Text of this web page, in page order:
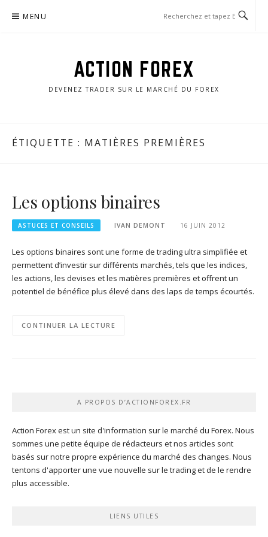
MENU
ACTION FOREX
DEVENEZ TRADER SUR LE MARCHÉ DU FOREX
ÉTIQUETTE : MATIÈRES PREMIÈRES
Les options binaires
ASTUCES ET CONSEILS IVAN DEMONT 16 JUIN 2012
Les options binaires sont une forme de trading ultra simplifiée et
permettent d’investir sur différents marchés, tels que les indices,
les actions, les devises et les matières premières et offrent un
potentiel de bénéfice plus élevé dans des laps de temps écourtés.
CONTINUER LA LECTURE
A PROPOS D’ACTIONFOREX.FR
Action Forex est un site d'information sur le marché du Forex. Nous
sommes une petite équipe de rédacteurs et nos articles sont
basés sur notre propre expérience du marché des changes. Nous
tentons d'apporter une vue nouvelle sur le trading et de le rendre
plus accessible.
LIENS UTILES